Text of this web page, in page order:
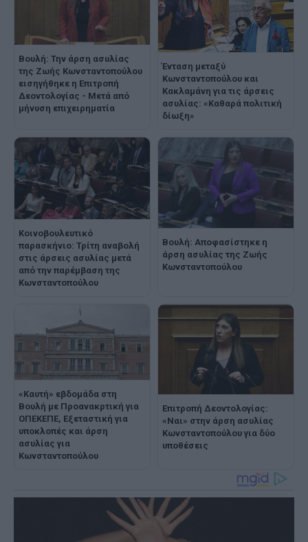
Βουλή: Την άρση ασυλίας
της Ζωής Κωνσταντοπούλου
εισηγήθηκε η Επιτροπή
Δεοντολογίας - Μετά από
μήνυση επιχειρηματία
Ένταση μεταξύ
Κωνσταντοπούλου και
Κακλαμάνη για τις άρσεις
ασυλίας: «Καθαρά πολιτική
δίωξη»
Κοινοβουλευτικό
παρασκήνιο: Τρίτη αναβολή
στις άρσεις ασυλίας μετά
από την παρέμβαση της
Κωνσταντοπούλου
Βουλή: Αποφασίστηκε η
άρση ασυλίας της Ζωής
Κωνσταντοπούλου
«Καυτή» εβδομάδα στη
Βουλή με Προανακρτική για
ΟΠΕΚΕΠΕ, Εξεταστική για
υποκλοπές και άρση
ασυλίας για
Κωνσταντοπούλου
Επιτροπή Δεοντολογίας:
«Ναι» στην άρση ασυλίας
Κωνσταντοπούλου για δύο
υποθέσεις